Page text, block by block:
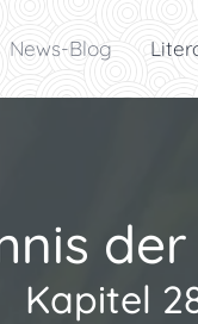
News-Blog
Kapitel